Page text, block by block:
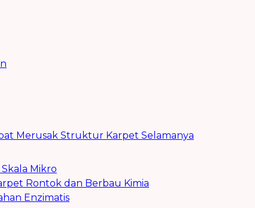
Merusak Struktur Karpet Selamanya
Mikro
Rontok dan Berbau Kimia
Enzimatis